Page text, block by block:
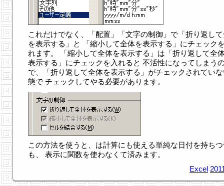
これだけでなく、「配置」「文字の制御」で「折り返し
を表示する」と 「縮小して全体を表示する」にチェック
れます。 「縮小して全体を表示する」は「折り返して全
表示する」にチェックを入れると 不活性になってしまう
で、「折り返して全体を表示する」がチェックされてい
態で チェックしてやる必要があります。
この方法を使うと、は計算にも使える単純な日付を持ち
も、 表示に関数を使わなくて済みます。
Excel